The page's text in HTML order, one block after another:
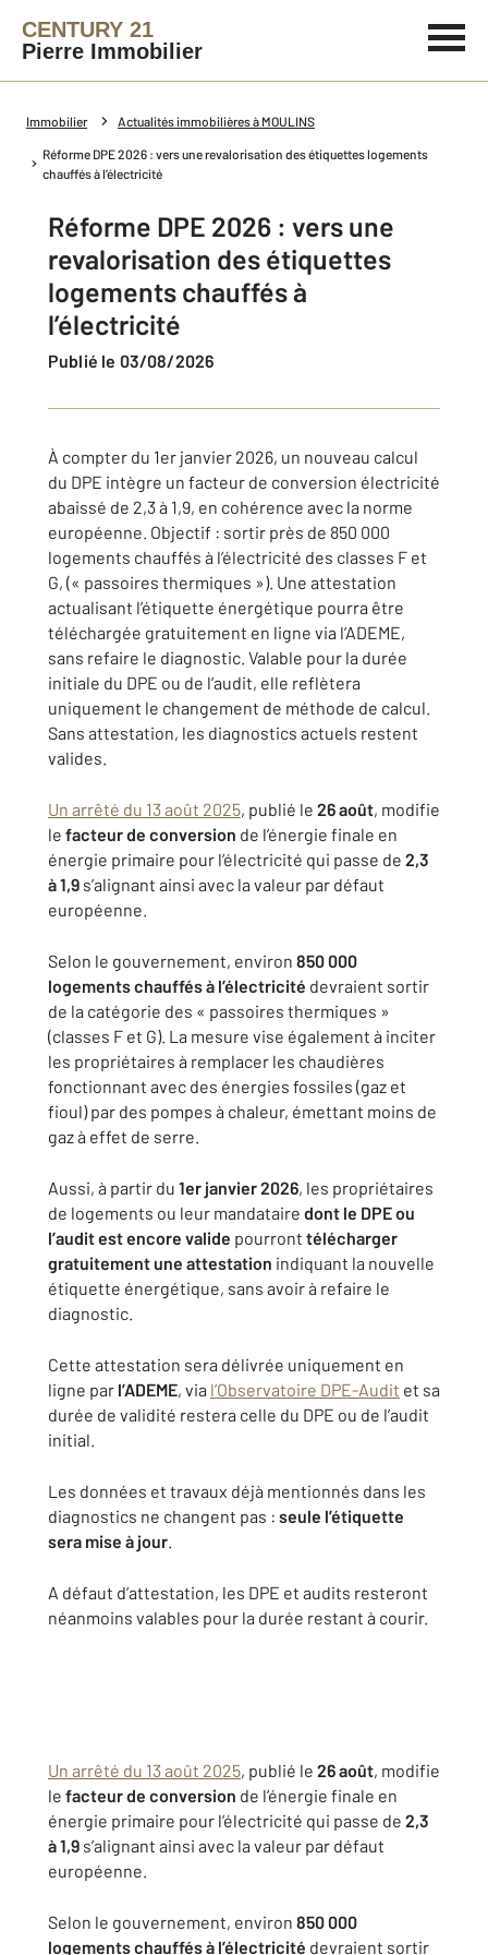
CENTURY 21
Pierre Immobilier
Immobilier Actualités immobilières à MOULINS
Réforme DPE 2026 : vers une revalorisation des étiquettes logements
chauffés à l’électricité
Réforme DPE 2026 : vers une
revalorisation des étiquettes
logements chauffés à
l’électricité
Publié le 03/08/2026
À compter du 1er janvier 2026, un nouveau calcul
du DPE intègre un facteur de conversion électricité
abaissé de 2,3 à 1,9, en cohérence avec la norme
européenne. Objectif : sortir près de 850 000
logements chauffés à l’électricité des classes F et
G, (« passoires thermiques »). Une attestation
actualisant l’étiquette énergétique pourra être
téléchargée gratuitement en ligne via l’ADEME,
sans refaire le diagnostic. Valable pour la durée
initiale du DPE ou de l’audit, elle reflètera
uniquement le changement de méthode de calcul.
Sans attestation, les diagnostics actuels restent
valides.
Un arrêté du 13 août 2025, publié le 26 août, modifie
le facteur de conversion de l’énergie finale en
énergie primaire pour l’électricité qui passe de 2,3
à 1,9 s’alignant ainsi avec la valeur par défaut
européenne.
Selon le gouvernement, environ 850 000
logements chauffés à l’électricité devraient sortir
de la catégorie des « passoires thermiques »
(classes F et G). La mesure vise également à inciter
les propriétaires à remplacer les chaudières
fonctionnant avec des énergies fossiles (gaz et
fioul) par des pompes à chaleur, émettant moins de
gaz à effet de serre.
Aussi, à partir du 1er janvier 2026, les propriétaires
de logements ou leur mandataire dont le DPE ou
l’audit est encore valide pourront télécharger
gratuitement une attestation indiquant la nouvelle
étiquette énergétique, sans avoir à refaire le
diagnostic.
Cette attestation sera délivrée uniquement en
ligne par l’ADEME, via l’Observatoire DPE-Audit et sa
durée de validité restera celle du DPE ou de l’audit
initial.
Les données et travaux déjà mentionnés dans les
diagnostics ne changent pas : seule l’étiquette
sera mise à jour.
A défaut d’attestation, les DPE et audits resteront
néanmoins valables pour la durée restant à courir.
Un arrêté du 13 août 2025, publié le 26 août, modifie
le facteur de conversion de l’énergie finale en
énergie primaire pour l’électricité qui passe de 2,3
à 1,9 s’alignant ainsi avec la valeur par défaut
européenne.
Selon le gouvernement, environ 850 000
logements chauffés à l’électricité devraient sortir